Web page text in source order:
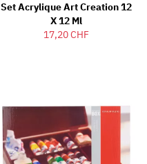
Set Acrylique Art Creation 12
X 12 Ml
17,20 CHF